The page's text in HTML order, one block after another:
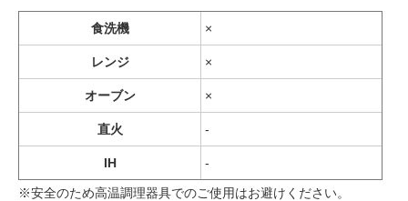
食洗機 ×
レンジ ×
オーブン ×
直火 -
IH -
※安全のため高温調理器具でのご使用はお避けください。